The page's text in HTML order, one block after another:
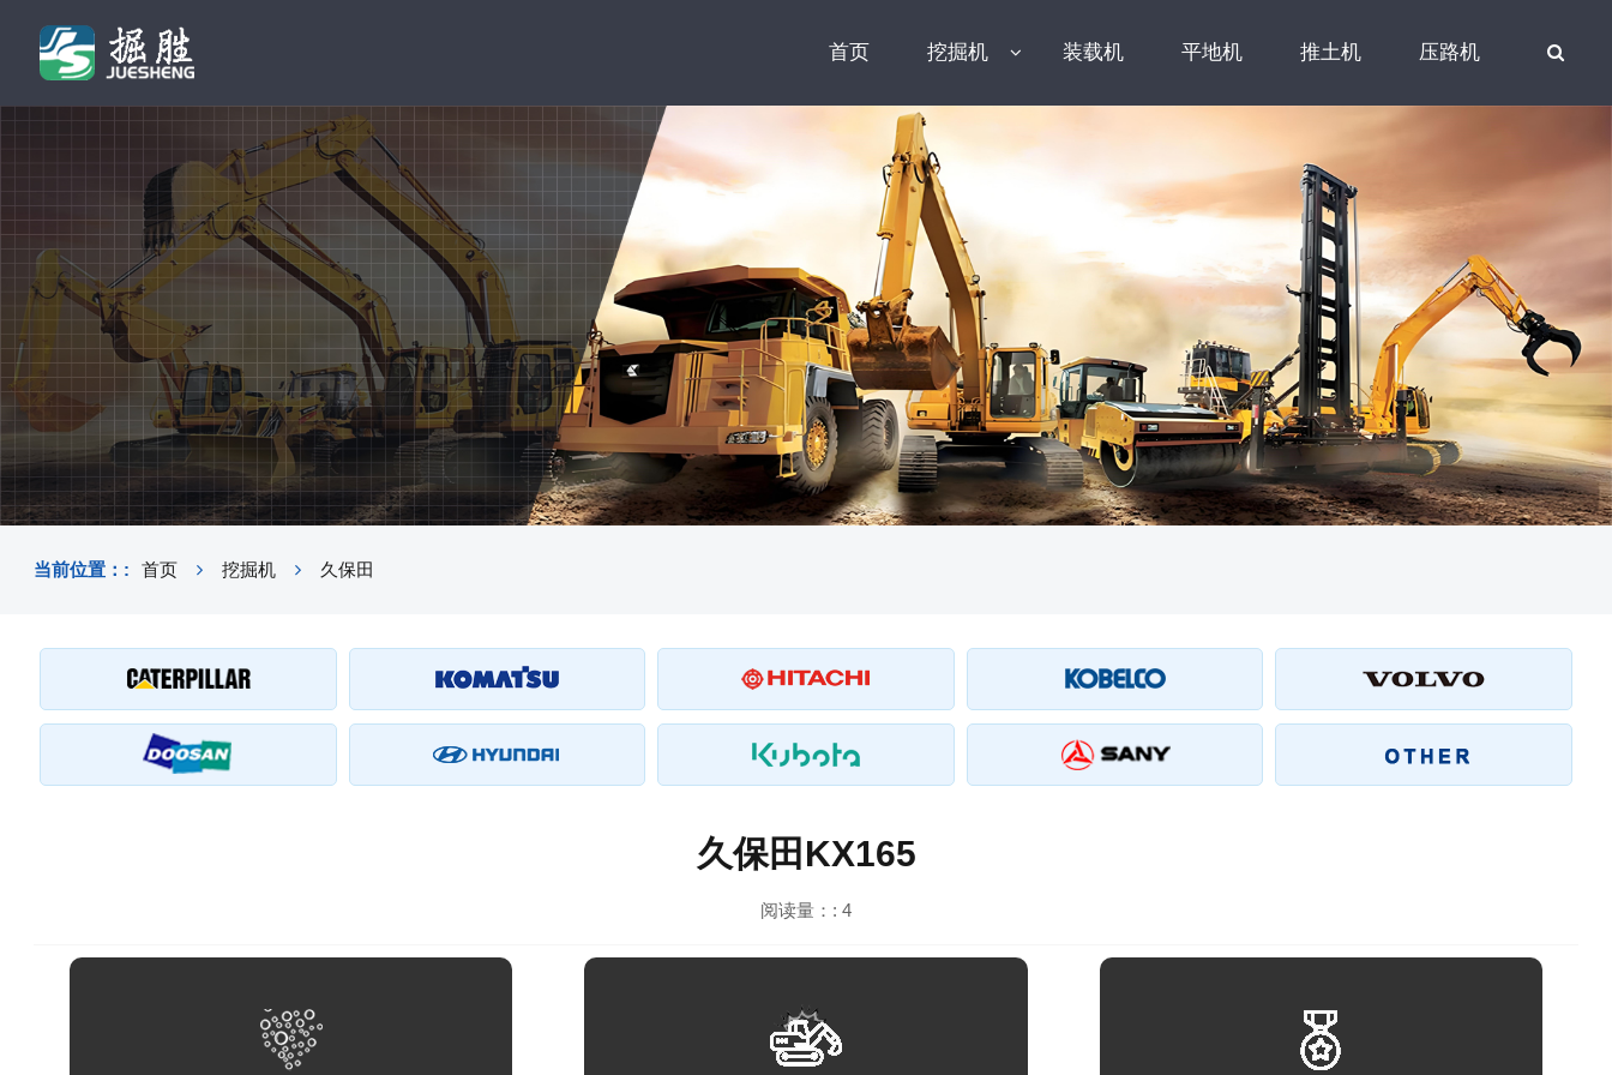
首页 挖掘机 装载机 平地机 推土机 压路机
当前位置：: 首页 挖掘机 久保田
久保田KX165
阅读量：: 4